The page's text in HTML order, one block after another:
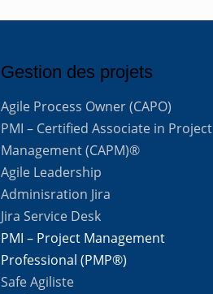
Gestion des projets
Agile Process Owner (CAPO)
PMI – Certified Associate in Project
Management (CAPM)®
Agile Leadership
Adminisration Jira
Jira Service Desk
PMI – Project Management
Professional (PMP®)
Safe Agiliste